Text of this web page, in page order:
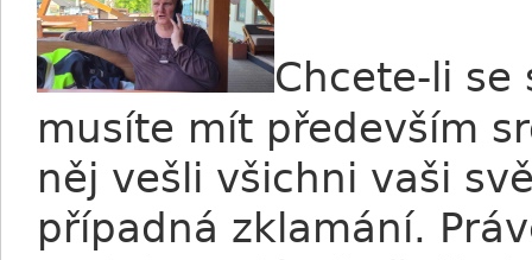
Chcete-li
musíte mít především
něj vešli všichni vaši
případná zklamání.